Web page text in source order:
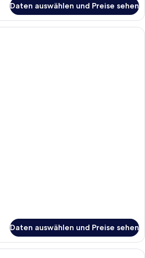
Daten auswählen und Preise sehen
Daten auswählen und Preise sehen